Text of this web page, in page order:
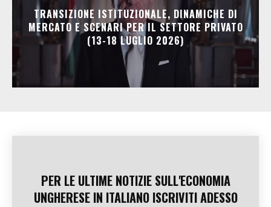
TRANSIZIONE ISTITUZIONALE, DINAMICHE DI
MERCATO E SCENARI PER IL SETTORE PRIVATO
(13-18 LUGLIO 2026)
PER LE ULTIME NOTIZIE SULL'ECONOMIA
UNGHERESE IN ITALIANO ISCRIVITI ADESSO